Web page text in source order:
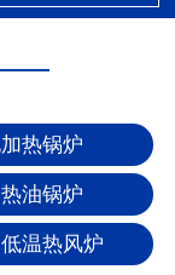
热锅炉
油锅炉
温热风炉